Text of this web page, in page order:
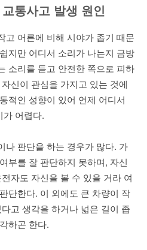
통사고 발생 원인
고 어른에 비해 시야가 좁기 때문
지만 어디서 소리가 나는지 금방
소리를 듣고 안전한 쪽으로 피하
신이 관심을 가지고 있는 것에
적인 성향이 있어 언제 어디서
가 어렵다.
나 판단을 하는 경우가 많다. 가
부를 잘 판단하지 못하며, 자신
자도 자신을 볼 수 있을 거라 여
단한다. 이 외에도 큰 차량이 작
고 생각을 하거나 넓은 길이 좁
하곤 한다.